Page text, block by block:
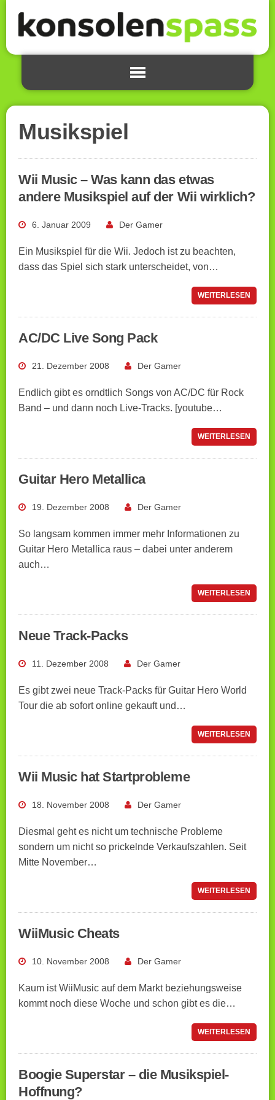
Musikspiel
Wii Music – Was kann das etwas
andere Musikspiel auf der Wii wirklich?
6. Januar 2009 Der Gamer
Ein Musikspiel für die Wii. Jedoch ist zu beachten,
dass das Spiel sich stark unterscheidet, von…
WEITERLESEN
AC/DC Live Song Pack
21. Dezember 2008 Der Gamer
Endlich gibt es orndtlich Songs von AC/DC für Rock
Band – und dann noch Live-Tracks. [youtube…
WEITERLESEN
Guitar Hero Metallica
19. Dezember 2008 Der Gamer
So langsam kommen immer mehr Informationen zu
Guitar Hero Metallica raus – dabei unter anderem
auch…
WEITERLESEN
Neue Track-Packs
11. Dezember 2008 Der Gamer
Es gibt zwei neue Track-Packs für Guitar Hero World
Tour die ab sofort online gekauft und…
WEITERLESEN
Wii Music hat Startprobleme
18. November 2008 Der Gamer
Diesmal geht es nicht um technische Probleme
sondern um nicht so prickelnde Verkaufszahlen. Seit
Mitte November…
WEITERLESEN
WiiMusic Cheats
10. November 2008 Der Gamer
Kaum ist WiiMusic auf dem Markt beziehungsweise
kommt noch diese Woche und schon gibt es die…
WEITERLESEN
Boogie Superstar – die Musikspiel-
Hoffnung?